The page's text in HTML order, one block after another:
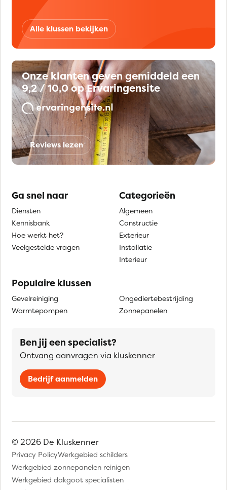
Alle klussen bekijken
Onze klanten geven gemiddeld een
9,2 / 10,0 op Ervaringensite
Reviews lezen
Ga snel naar
Diensten
Kennisbank
Hoe werkt het?
Veelgestelde vragen
Categorieën
Algemeen
Constructie
Exterieur
Installatie
Interieur
Populaire klussen
Gevelreiniging
Warmtepompen
Ongediertebestrijding
Zonnepanelen
Ben jij een specialist?
Ontvang aanvragen via kluskenner
Bedrijf aanmelden
© 2026 De Kluskenner
Privacy PolicyWerkgebied schilders
Werkgebied zonnepanelen reinigen
Werkgebied dakgoot specialisten